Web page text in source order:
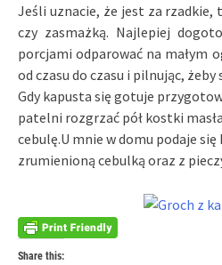
Jeśli uznacie, że jest za rzadkie,
czy zasmażką. Najlepiej
porcjami odparować na małym
od czasu do czasu i pilnując,
Gdy kapusta się gotuje
patelni rozgrzać pół kostki
cebulę.U mnie w domu podaje
zrumienioną cebulką oraz z
Share this: